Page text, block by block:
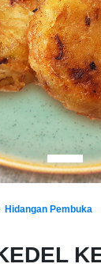
Hidangan Pembuka